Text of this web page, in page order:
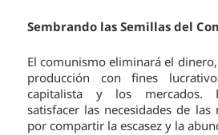
Sembrando las Semillas del
El comunismo eliminará el
producción con fines
capitalista y los mercados.
satisfacer las necesidades de las
por compartir la escasez y la